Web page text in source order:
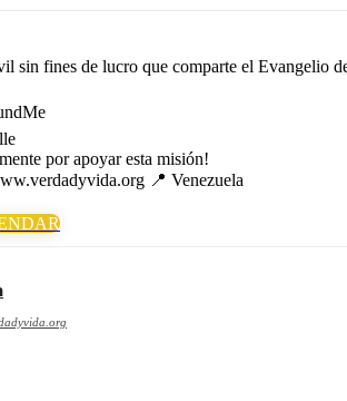
sin fines de lucro que comparte el Evangelio
por apoyar esta misión!
📍 Venezuela